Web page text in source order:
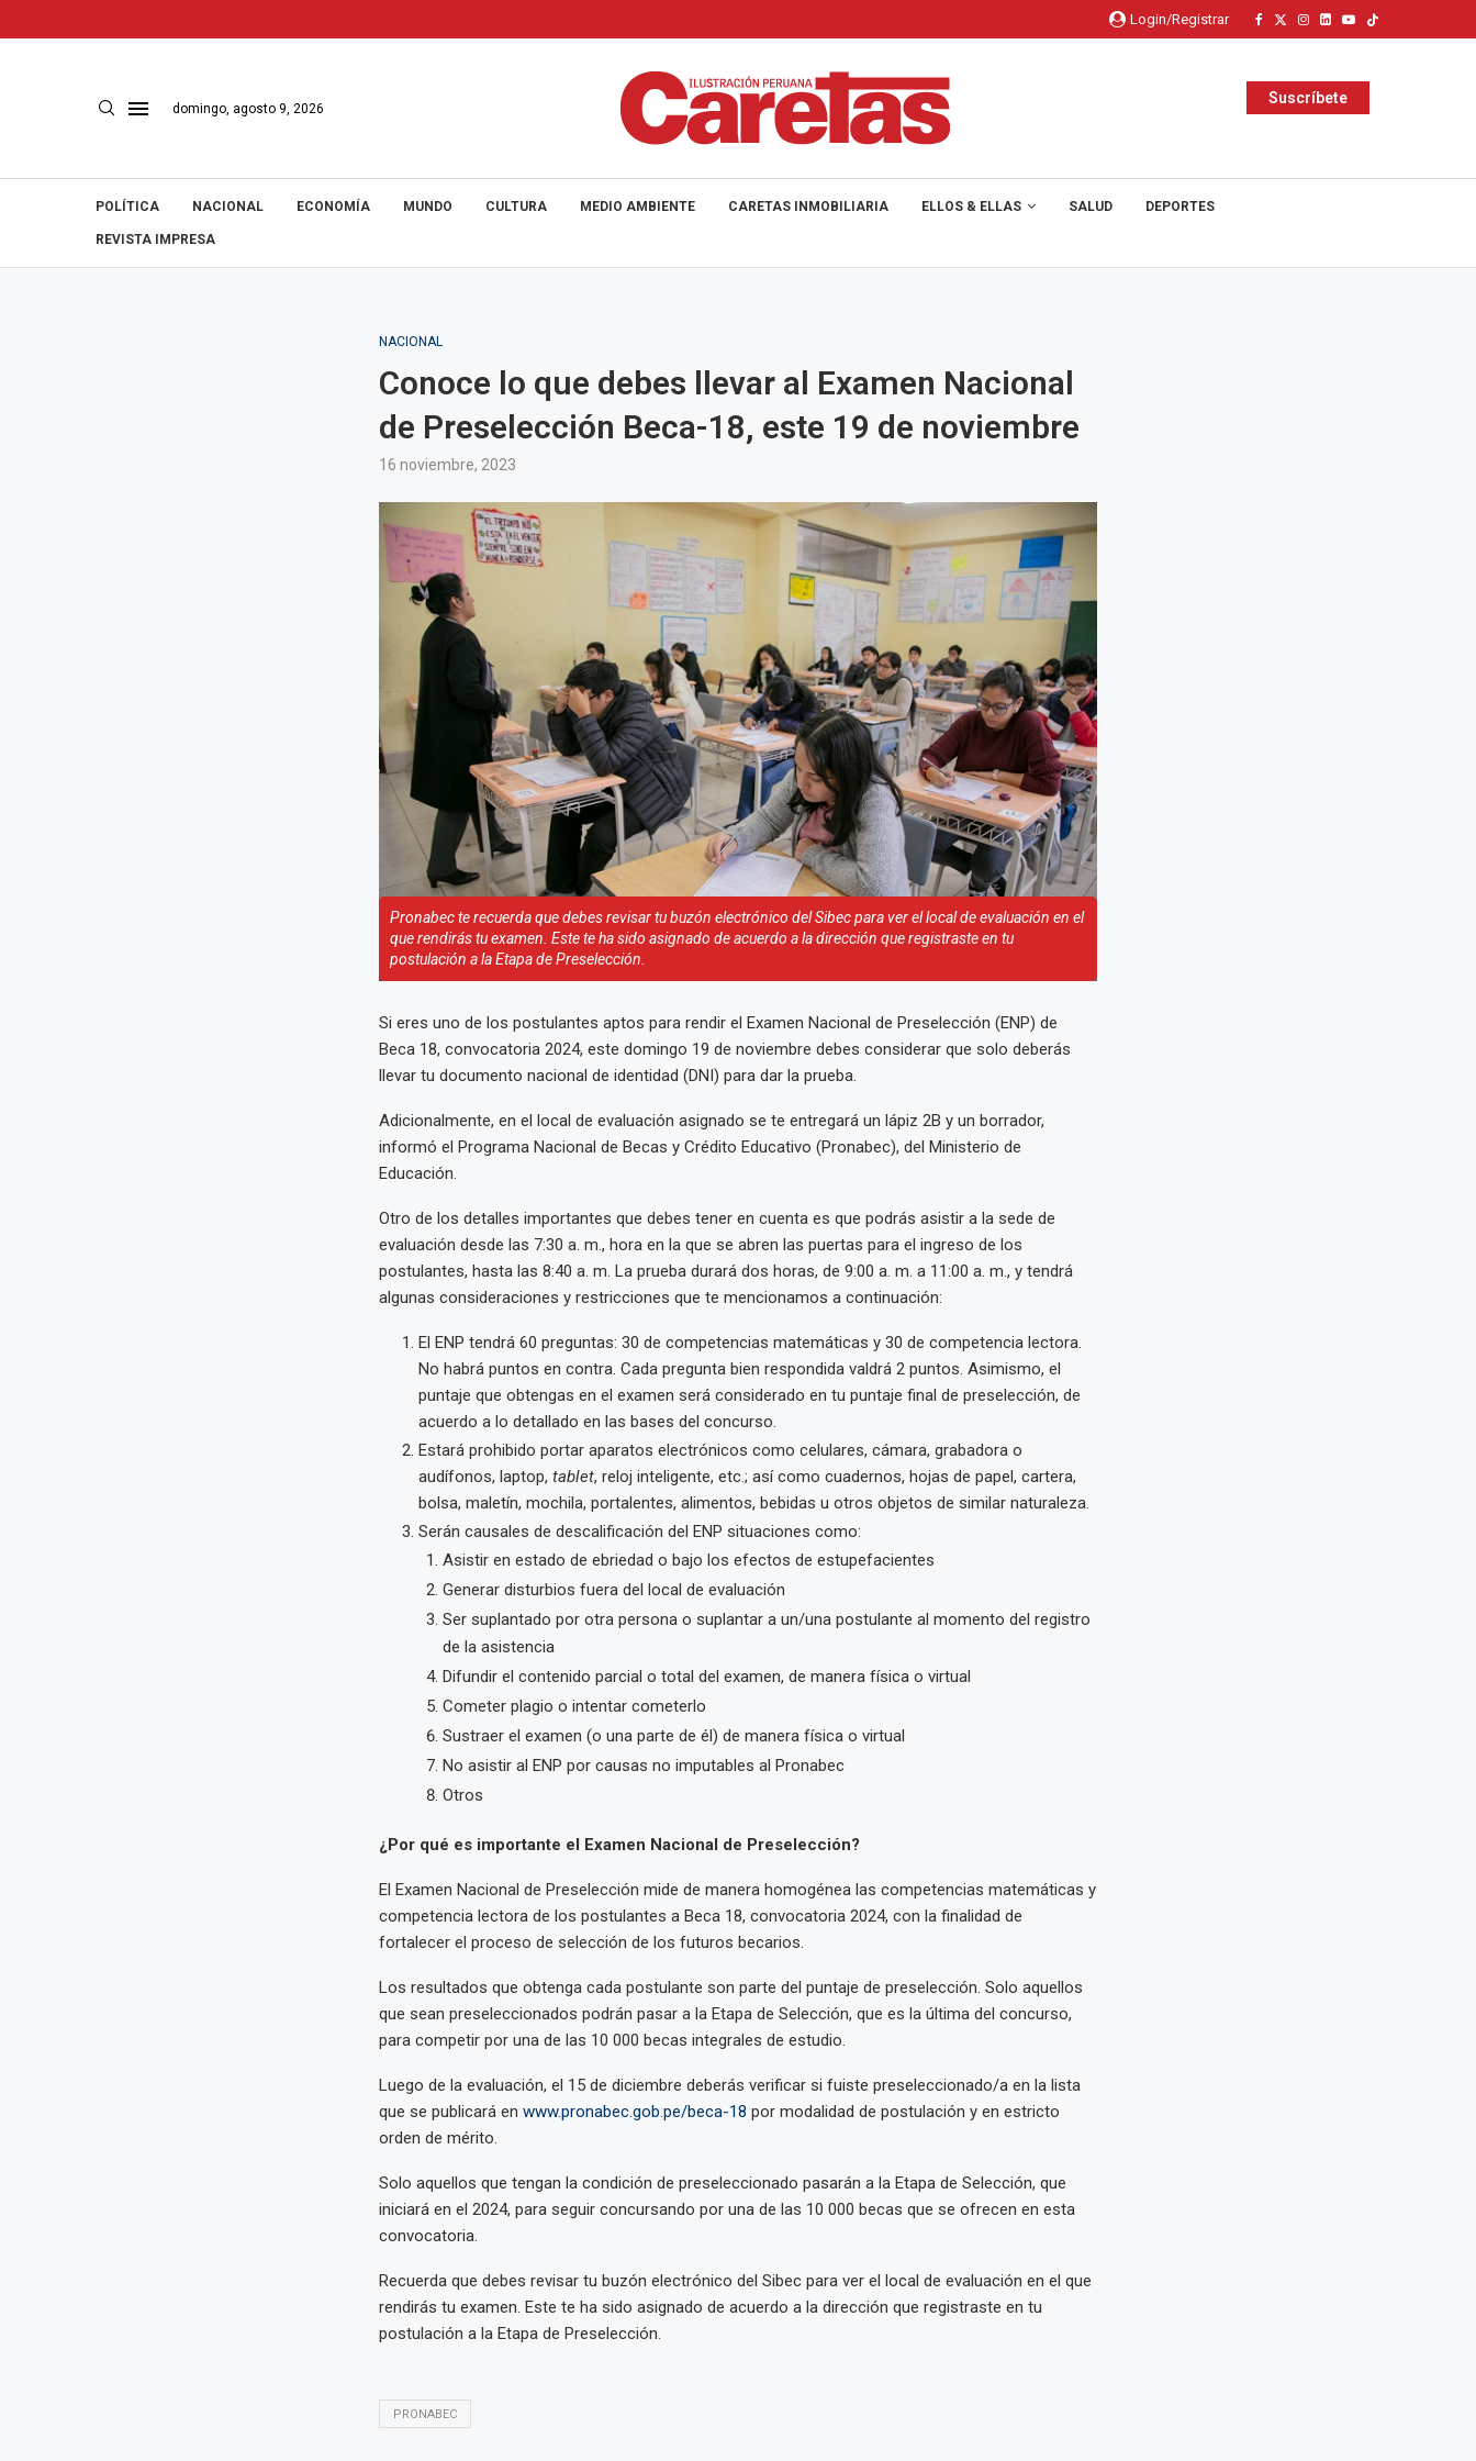
Login/Registrar
domingo, agosto 9, 2026
Suscríbete
POLÍTICA NACIONAL ECONOMÍA MUNDO CULTURA MEDIO AMBIENTE CARETAS INMOBILIARIA ELLOS & ELLAS SALUD DEPORTES
REVISTA IMPRESA
NACIONAL
Conoce lo que debes llevar al Examen Nacional
de Preselección Beca-18, este 19 de noviembre
16 noviembre, 2023
Pronabec te recuerda que debes revisar tu buzón electrónico del Sibec para ver el local de evaluación en el
que rendirás tu examen. Este te ha sido asignado de acuerdo a la dirección que registraste en tu
postulación a la Etapa de Preselección.
Si eres uno de los postulantes aptos para rendir el Examen Nacional de Preselección (ENP) de
Beca 18, convocatoria 2024, este domingo 19 de noviembre debes considerar que solo deberás
llevar tu documento nacional de identidad (DNI) para dar la prueba.
Adicionalmente, en el local de evaluación asignado se te entregará un lápiz 2B y un borrador,
informó el Programa Nacional de Becas y Crédito Educativo (Pronabec), del Ministerio de
Educación.
Otro de los detalles importantes que debes tener en cuenta es que podrás asistir a la sede de
evaluación desde las 7:30 a. m., hora en la que se abren las puertas para el ingreso de los
postulantes, hasta las 8:40 a. m. La prueba durará dos horas, de 9:00 a. m. a 11:00 a. m., y tendrá
algunas consideraciones y restricciones que te mencionamos a continuación:
El ENP tendrá 60 preguntas: 30 de competencias matemáticas y 30 de competencia lectora.
No habrá puntos en contra. Cada pregunta bien respondida valdrá 2 puntos. Asimismo, el
puntaje que obtengas en el examen será considerado en tu puntaje final de preselección, de
acuerdo a lo detallado en las bases del concurso.
Estará prohibido portar aparatos electrónicos como celulares, cámara, grabadora o
audífonos, laptop, tablet, reloj inteligente, etc.; así como cuadernos, hojas de papel, cartera,
bolsa, maletín, mochila, portalentes, alimentos, bebidas u otros objetos de similar naturaleza.
Serán causales de descalificación del ENP situaciones como:
Asistir en estado de ebriedad o bajo los efectos de estupefacientes
Generar disturbios fuera del local de evaluación
Ser suplantado por otra persona o suplantar a un/una postulante al momento del registro
de la asistencia
Difundir el contenido parcial o total del examen, de manera física o virtual
Cometer plagio o intentar cometerlo
Sustraer el examen (o una parte de él) de manera física o virtual
No asistir al ENP por causas no imputables al Pronabec
Otros
¿Por qué es importante el Examen Nacional de Preselección?
El Examen Nacional de Preselección mide de manera homogénea las competencias matemáticas y
competencia lectora de los postulantes a Beca 18, convocatoria 2024, con la finalidad de
fortalecer el proceso de selección de los futuros becarios.
Los resultados que obtenga cada postulante son parte del puntaje de preselección. Solo aquellos
que sean preseleccionados podrán pasar a la Etapa de Selección, que es la última del concurso,
para competir por una de las 10 000 becas integrales de estudio.
Luego de la evaluación, el 15 de diciembre deberás verificar si fuiste preseleccionado/a en la lista
que se publicará en www.pronabec.gob.pe/beca-18 por modalidad de postulación y en estricto
orden de mérito.
Solo aquellos que tengan la condición de preseleccionado pasarán a la Etapa de Selección, que
iniciará en el 2024, para seguir concursando por una de las 10 000 becas que se ofrecen en esta
convocatoria.
Recuerda que debes revisar tu buzón electrónico del Sibec para ver el local de evaluación en el que
rendirás tu examen. Este te ha sido asignado de acuerdo a la dirección que registraste en tu
postulación a la Etapa de Preselección.
PRONABEC